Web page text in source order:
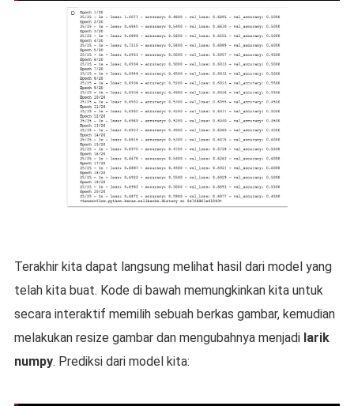
Terakhir kita dapat langsung melihat hasil dari model yang
telah kita buat. Kode di bawah memungkinkan kita untuk
secara interaktif memilih sebuah berkas gambar, kemudian
melakukan resize gambar dan mengubahnya menjadi larik
numpy. Prediksi dari model kita: